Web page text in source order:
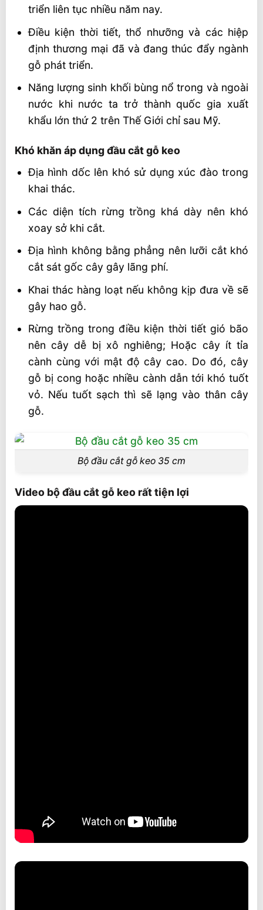
triển liên tục nhiều năm nay.
Điều kiện thời tiết, thổ nhưỡng và các hiệp
định thương mại đã và đang thúc đẩy ngành
gỗ phát triển.
Năng lượng sinh khối bùng nổ trong và ngoài
nước khi nước ta trở thành quốc gia xuất
khẩu lớn thứ 2 trên Thế Giới chỉ sau Mỹ.
Khó khăn áp dụng đầu cắt gỗ keo
Địa hình dốc lên khó sử dụng xúc đào trong
khai thác.
Các diện tích rừng trồng khá dày nên khó
xoay sở khi cắt.
Địa hình không bằng phẳng nên lưỡi cắt khó
cắt sát gốc cây gây lãng phí.
Khai thác hàng loạt nếu không kịp đưa về sẽ
gây hao gỗ.
Rừng trồng trong điều kiện thời tiết gió bão
nên cây dễ bị xô nghiêng; Hoặc cây ít tỉa
cành cùng với mật độ cây cao. Do đó, cây
gỗ bị cong hoặc nhiều cành dẫn tới khó tuốt
vỏ. Nếu tuốt sạch thì sẽ lạng vào thân cây
gỗ.
Bộ đầu cắt gỗ keo 35 cm
Video bộ đầu cắt gỗ keo rất tiện lợi